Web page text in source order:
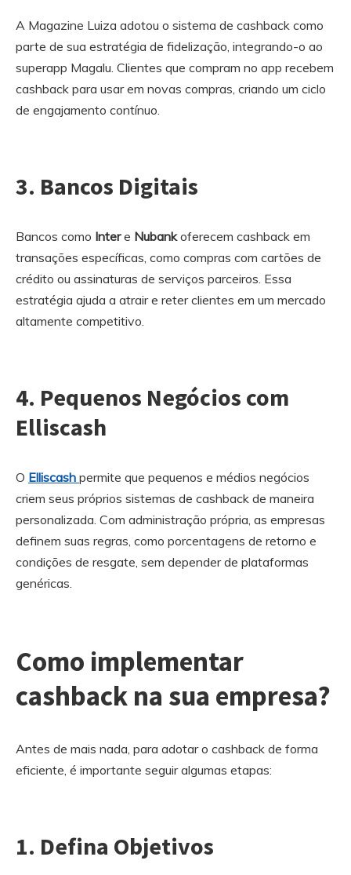
A Magazine Luiza adotou o sistema de cashback como
parte de sua estratégia de fidelização, integrando-o ao
superapp Magalu. Clientes que compram no app recebem
cashback para usar em novas compras, criando um ciclo
de engajamento contínuo.
3. Bancos Digitais
Bancos como Intere Nubankoferecem cashback em
transações específicas, como compras com cartões de
crédito ou assinaturas de serviços parceiros. Essa
estratégia ajuda a atrair e reter clientes em um mercado
altamente competitivo.
4. Pequenos Negócios com
Elliscash
O Elliscash permite que pequenos e médios negócios
criem seus próprios sistemas de cashback de maneira
personalizada. Com administração própria, as empresas
definem suas regras, como porcentagens de retorno e
condições de resgate, sem depender de plataformas
genéricas.
Como implementar
cashback na sua empresa?
Antes de mais nada, para adotar o cashback de forma
eficiente, é importante seguir algumas etapas:
1. Defina Objetivos